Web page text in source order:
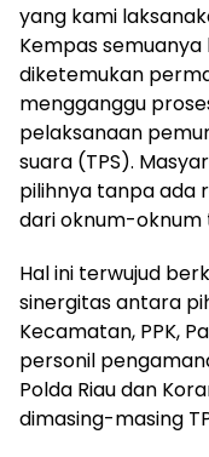
yang kami
Kempas
diketemukan
mengganggu
pelaksanaan
suara (TPS).
pilihnya tanpa ada
dari oknum-oknum
Hal ini terwujud
sinergitas antara
Kecamatan, PPK,
personil
Polda Riau dan
dimasing-masing